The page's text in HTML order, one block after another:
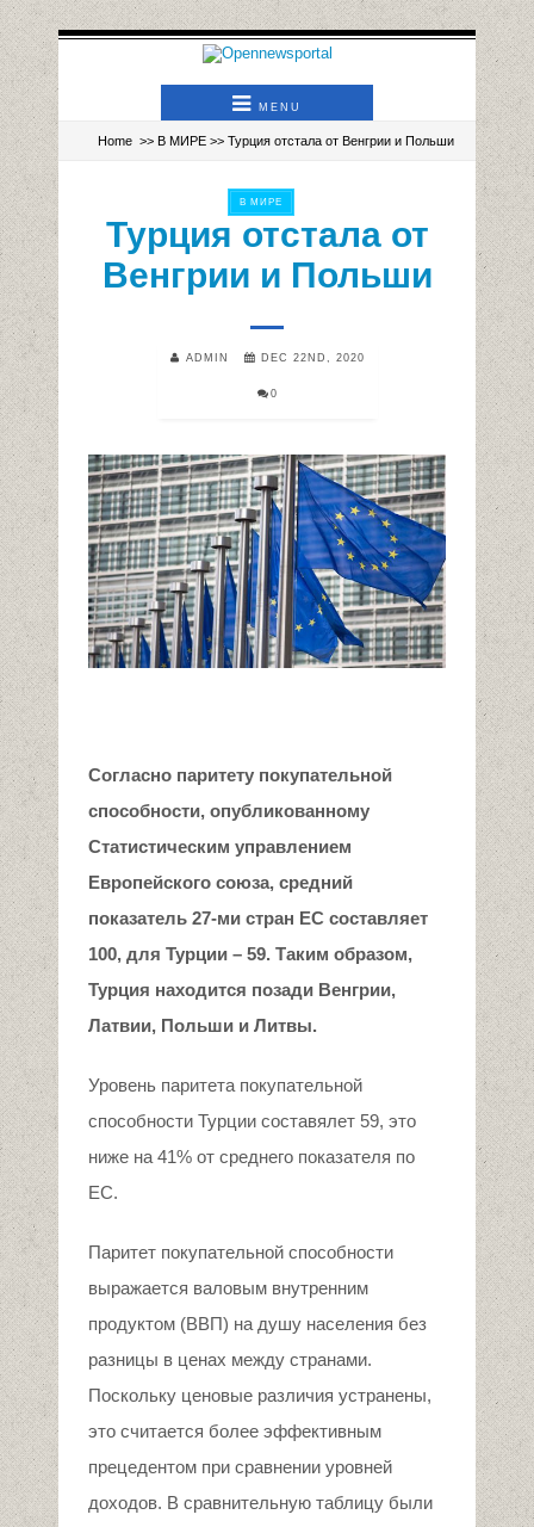
MENU
Home >> В МИРЕ >> Турция отстала от Венгрии и Польши
В МИРЕ
Турция отстала от
Венгрии и Польши
ADMIN DEC 22ND, 2020
0
Согласно паритету покупательной
способности, опубликованному
Статистическим управлением
Европейского союза, средний
показатель 27-ми стран ЕС составляет
100, для Турции – 59. Таким образом,
Турция находится позади Венгрии,
Латвии, Польши и Литвы.
Уровень паритета покупательной
способности Турции составялет 59, это
ниже на 41% от среднего показателя по
ЕС.
Паритет покупательной способности
выражается валовым внутренним
продуктом (ВВП) на душу населения без
разницы в ценах между странами.
Поскольку ценовые различия устранены,
это считается более эффективным
прецедентом при сравнении уровней
доходов. В сравнительную таблицу были